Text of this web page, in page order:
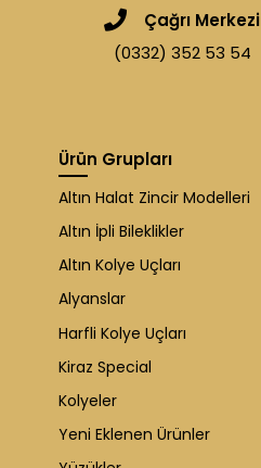
Çağrı Merkezi
(0332) 352 53 54
Ürün Grupları
Altın Halat Zincir Modelleri
Altın İpli Bileklikler
Altın Kolye Uçları
Alyanslar
Harfli Kolye Uçları
Kiraz Special
Kolyeler
Yeni Eklenen Ürünler